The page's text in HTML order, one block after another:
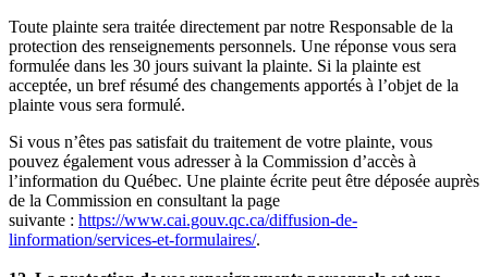
Toute plainte sera traitée directement par notre Responsable de la
protection des renseignements personnels. Une réponse vous sera
formulée dans les 30 jours suivant la plainte. Si la plainte est
acceptée, un bref résumé des changements apportés à l’objet de la
plainte vous sera formulé.
Si vous n’êtes pas satisfait du traitement de votre plainte, vous
pouvez également vous adresser à la Commission d’accès à
l’information du Québec. Une plainte écrite peut être déposée auprès
de la Commission en consultant la page
suivante : https://www.cai.gouv.qc.ca/diffusion-de-
linformation/services-et-formulaires/.